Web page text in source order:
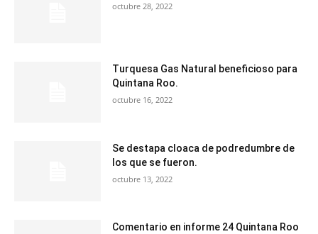
octubre 28, 2022
Turquesa Gas Natural beneficioso para
Quintana Roo.
octubre 16, 2022
Se destapa cloaca de podredumbre de
los que se fueron.
octubre 13, 2022
Comentario en informe 24 Quintana Roo